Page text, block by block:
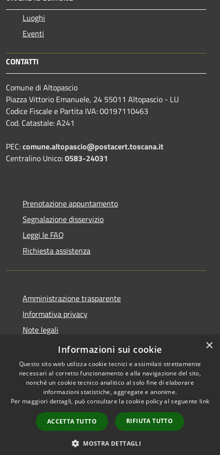
Luoghi
Eventi
CONTATTI
Comune di Altopascio
Piazza Vittorio Emanuele, 24 55011 Altopascio - LU
Codice Fiscale e Partita IVA: 00197110463
Cod. Catastale: A241
PEC:comune.altopascio@postacert.toscana.it
Centralino Unico:0583-24031
Prenotazione appuntamento
Segnalazione disservizio
Leggi le FAQ
Richiesta assistenza
Amministrazione trasparente
Informativa privacy
Note legali
Dichiarazione di accessibilità
Accessibilità
Copyright © 2026 • Comune di
Altopascio • Powered by
Municipium•
Accesso
redazione
×
Informazioni sui cookie
Questo sito web utilizza cookie tecnici e assimilati strettamente
necessari al corretto funzionamento e alla navigazione del sito,
nonché un cookie tecnico analitico al solo fine di elaborare
informazioni statistiche, aggregate e anonime.
Per maggiori dettagli, può consultare la cookie policy al seguente link
ACCETTA TUTTO RIFIUTA TUTTO
MOSTRA DETTAGLI